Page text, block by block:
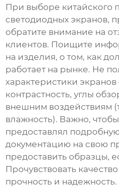
При выборе китайского
светодиодных экранов,
обратите внимание на
клиентов. Поищите
на изделия, о том, как
работает на рынке. Не
характеристики экранов
контрастность, углы
внешним воздействиям
влажность). Важно,
предоставлял
документацию на свою
предоставить образцы,
Прочувствовать
прочность и